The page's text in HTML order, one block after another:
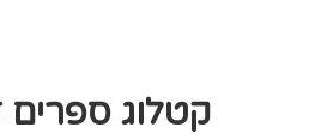
קטלוג ספרים